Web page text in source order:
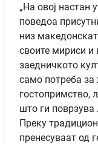
„На овој настан
поведоа
низ
своите мириси и
заедничкото
само потреба за
гостопримство,
што ги поврзува
Преку
пренесуваат од